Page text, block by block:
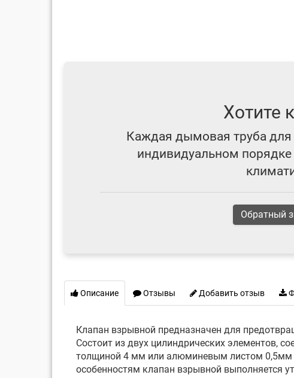
Хотите
Каждая дымовая труба для
индивидуальном порядке
Обратный
Описание Отзывы Добавить отзыв
Клапан взрывной предназначен для
Состоит из двух цилиндрических элементов,
толщиной 4 мм или алюминевым листом 0,5мм
особенностям клапан взрывной выполняется